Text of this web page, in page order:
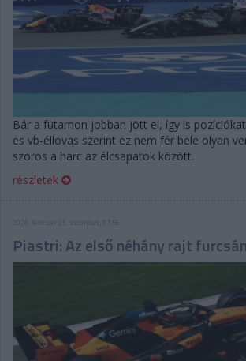
Bár a futamon jobban jött el, így is
es vb-éllovas szerint ez nem fér bele olyan
szoros a harc az élcsapatok között.
részletek
2026. február 21. szombat, 07:56
Piastri: Az első néhány rajt